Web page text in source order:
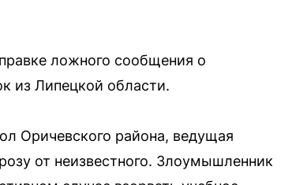
ложного сообщения о
из Липецкой области.
Оричевского района, ведущая
от неизвестного. Злоумышленник